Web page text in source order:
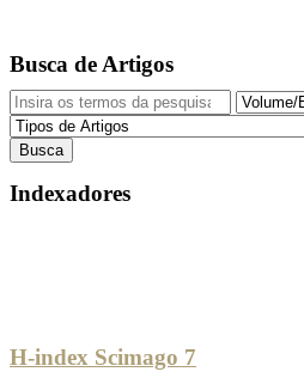
Busca de Artigos
Indexadores
H-index Scimago 7